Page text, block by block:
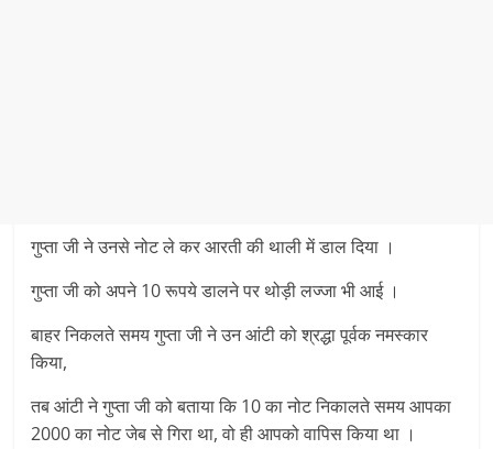
गुप्ता जी ने उनसे नोट ले कर आरती की थाली में डाल दिया ।
गुप्ता जी को अपने 10 रूपये डालने पर थोड़ी लज्जा भी आई ।
बाहर निकलते समय गुप्ता जी ने उन आंटी को श्रद्धा पूर्वक नमस्कार
किया,
तब आंटी ने गुप्ता जी को बताया कि 10 का नोट निकालते समय आपका
2000 का नोट जेब से गिरा था, वो ही आपको वापिस किया था ।